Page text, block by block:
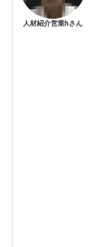
人材紹介営業hさん